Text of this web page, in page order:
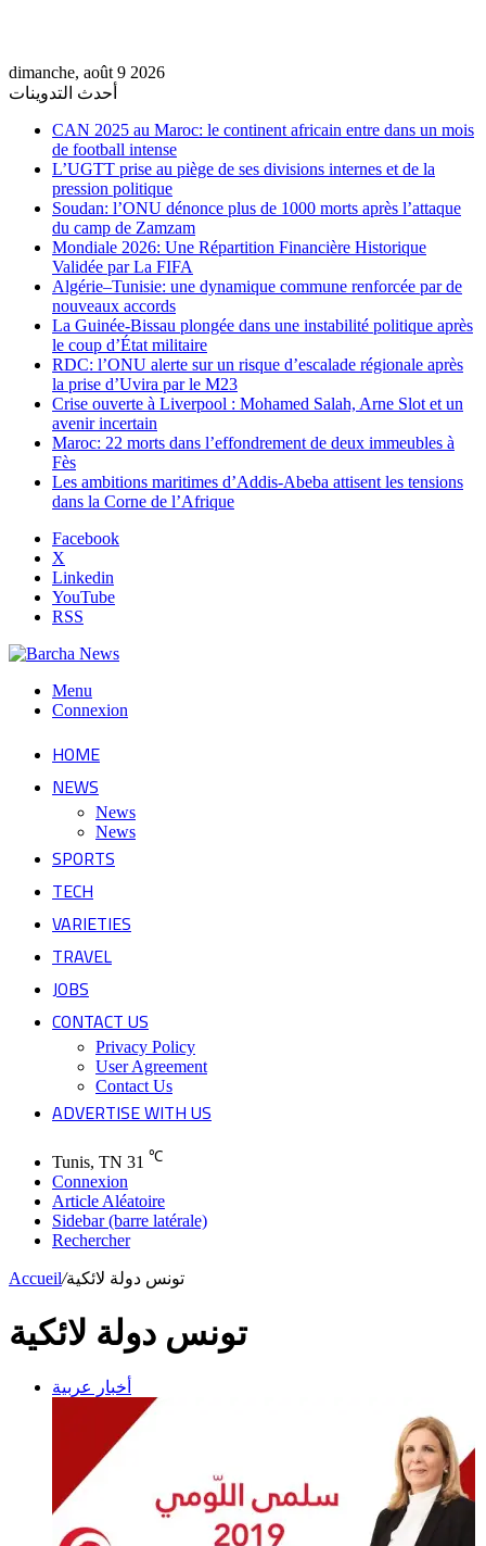
dimanche, août 9 2026
أحدث التدوينات
CAN 2025 au Maroc: le continent africain entre dans un mois
de football intense
L’UGTT prise au piège de ses divisions internes et de la
pression politique
Soudan: l’ONU dénonce plus de 1000 morts après l’attaque
du camp de Zamzam
Mondiale 2026: Une Répartition Financière Historique
Validée par La FIFA
Algérie–Tunisie: une dynamique commune renforcée par de
nouveaux accords
La Guinée-Bissau plongée dans une instabilité politique après
le coup d’État militaire
RDC: l’ONU alerte sur un risque d’escalade régionale après
la prise d’Uvira par le M23
Crise ouverte à Liverpool : Mohamed Salah, Arne Slot et un
avenir incertain
Maroc: 22 morts dans l’effondrement de deux immeubles à
Fès
Les ambitions maritimes d’Addis-Abeba attisent les tensions
dans la Corne de l’Afrique
Facebook
X
Linkedin
YouTube
RSS
Menu
Connexion
HOME
NEWS
News
News
SPORTS
TECH
VARIETIES
TRAVEL
JOBS
CONTACT US
Privacy Policy
User Agreement
Contact Us
ADVERTISE WITH US
Tunis, TN 31 ℃
Connexion
Article Aléatoire
Sidebar (barre latérale)
Rechercher
Accueil/تونس دولة لائكية
تونس دولة لائكية
أخبار عربية